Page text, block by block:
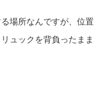
場所なんですが、位置
ュックを背負ったまま